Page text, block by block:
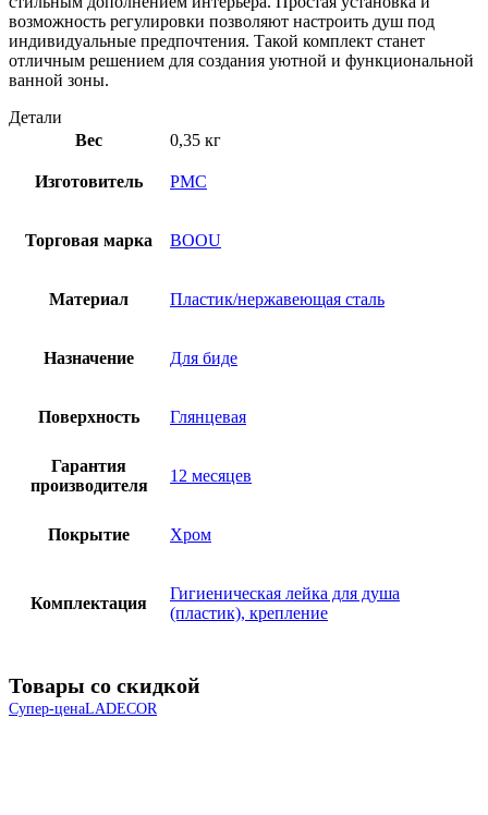
возможность регулировки позволяют настроить душ под
индивидуальные предпочтения. Такой комплект станет
отличным решением для создания уютной и функциональной
ванной зоны.
Детали
Вес
0,35 кг
Изготовитель РМС
Торговая марка BOOU
Материал Пластик/нержавеющая сталь
Назначение Для биде
Поверхность Глянцевая
Гарантия
производителя
12 месяцев
Покрытие Хром
Комплектация
Гигиеническая лейка для душа
(пластик), крепление
Товары со скидкой
Супер-ценаLADECOR